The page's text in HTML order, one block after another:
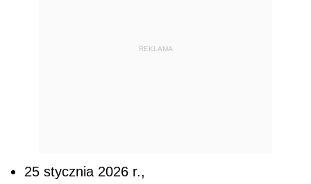
REKLAMA
25 stycznia 2026 r.,